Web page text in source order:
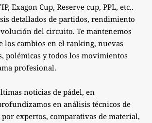
Exagon Cup, Reserve cup, PPL, etc..
detallados de partidos, rendimiento
del circuito. Te mantenemos
los cambios en el ranking, nuevas
polémicas y todos los movimientos
profesional.
noticias de pádel, en
en análisis técnicos de
expertos, comparativas de material,